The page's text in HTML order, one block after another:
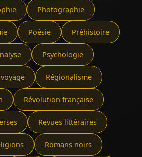
Photographie
Poésie Préhistoire
Psychologie
Régionalisme
Révolution française
Revues littéraires
Romans noirs